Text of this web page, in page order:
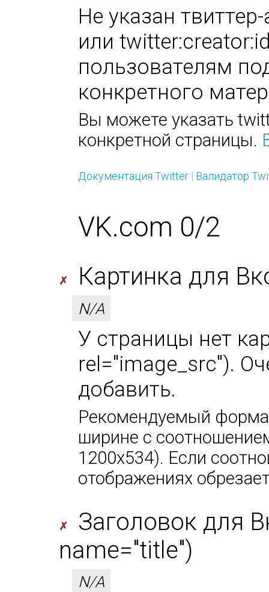
Не указан
или
пользователям
конкретного
Вы можете указать
конкретной страницы.
Документация Twitter | Валидатор
VK.com 0/2
✗ Картинка для
N/A
У страницы нет
rel="image_src").
добавить.
Рекомендуемый
ширине с
1200х534). Если
отображениях
✗
Заголовок для
name="title")
N/A